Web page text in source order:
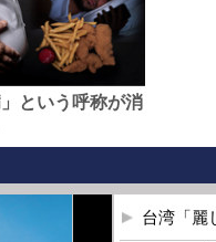
」という呼称が消
台湾「麗